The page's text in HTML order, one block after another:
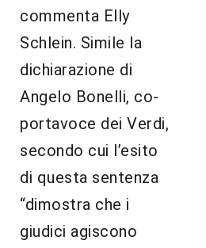
commenta Elly
Schlein. Simile la
dichiarazione di
Angelo Bonelli, co-
portavoce dei Verdi,
secondo cui l’esito
di questa sentenza
“dimostra che i
giudici agiscono